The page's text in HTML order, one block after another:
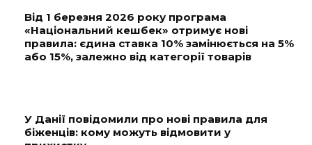
Від 1 березня 2026 року програма
«Національний кешбек» отримує нові
правила: єдина ставка 10% замінюється на 5%
або 15%, залежно від категорії товарів
У Данії повідомили про нові правила для
біженців: кому можуть відмовити у